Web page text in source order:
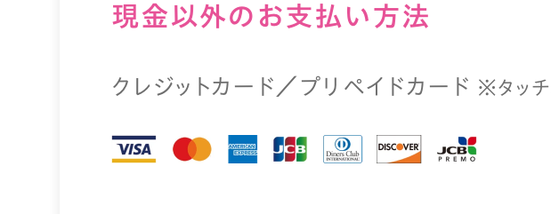
現⾦以外のお⽀払い⽅法
クレジットカード／プリペイドカード ※タッチ